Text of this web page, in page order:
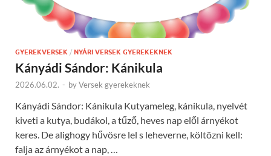
GYEREKVERSEK / NYÁRI VERSEK GYEREKEKNEK
Kányádi Sándor: Kánikula
2026.06.02. - byVersek gyerekeknek
Kányádi Sándor: Kánikula Kutyameleg, kánikula, nyelvét
kiveti a kutya, budákol, a tűző, heves nap elől árnyékot
keres. De alighogy hűvösre lel s leheverne, költözni kell:
falja az árnyékot a nap, …